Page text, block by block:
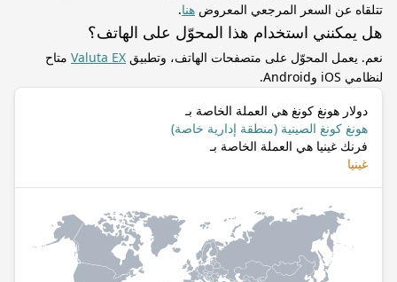
تتلقاه عن السعر المرجعي المعروض هنا.
هل يمكنني استخدام هذا المحوّل على الهاتف؟
نعم. يعمل المحوّل على متصفحات الهاتف، وتطبيق Valuta EX متاح
لنظامي iOS وAndroid.
دولار هونغ كونغ هي العملة الخاصة بـ
هونغ كونغ الصينية (منطقة إدارية خاصة)
فرنك غينيا هي العملة الخاصة بـ
غينيا